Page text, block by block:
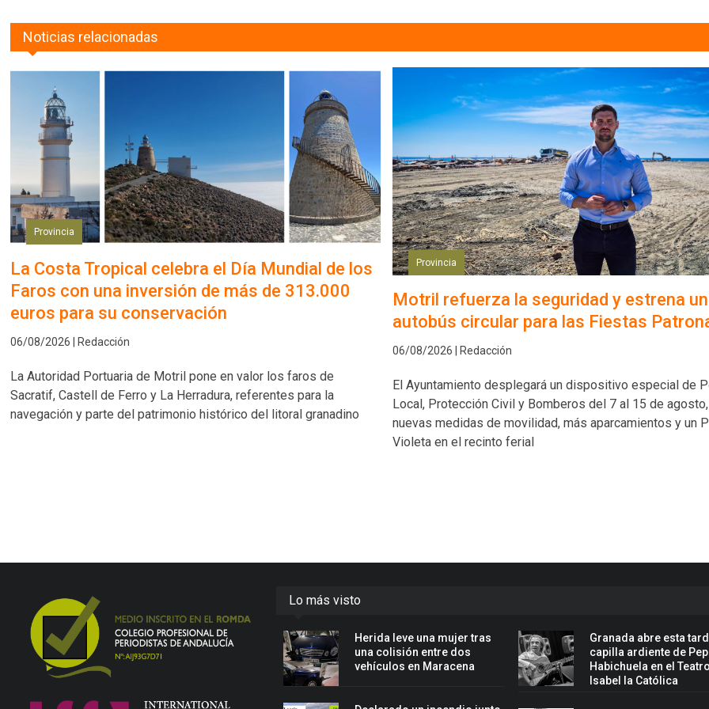
Noticias relacionadas
Provincia
La Costa Tropical celebra el Día Mundial de los
Faros con una inversión de más de 313.000
euros para su conservación
06/08/2026 | Redacción
La Autoridad Portuaria de Motril pone en valor los faros de
Sacratif, Castell de Ferro y La Herradura, referentes para la
navegación y parte del patrimonio histórico del litoral granadino
Provincia
Motril refuerza la seguridad y estrena un
autobús circular para las Fiestas
06/08/2026 | Redacción
El Ayuntamiento desplegará un dispositivo especial de
Local, Protección Civil y Bomberos del 7 al 15 de
nuevas medidas de movilidad, más aparcamientos y un
Violeta en el recinto ferial
Lo más visto
Herida leve una mujer tras
una colisión entre dos
vehículos en Maracena
Granada abre esta
capilla ardiente de
Habichuela en el
Isabel la Católica